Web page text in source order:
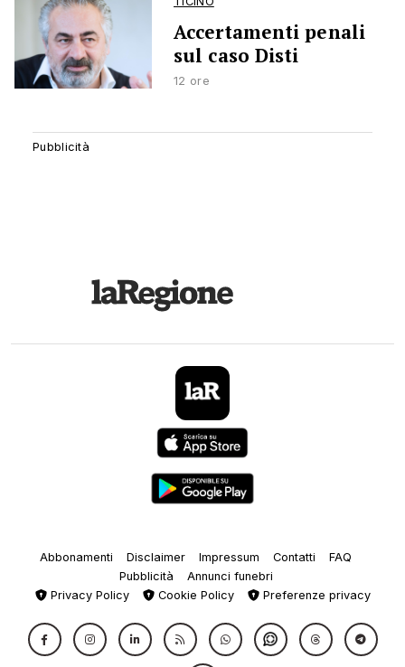
Accertamenti penali
sul caso Disti
12 ore
Abbonamenti Disclaimer Impressum Contatti
FAQ
Pubblicità
Annunci funebri
Privacy Policy
Cookie Policy Preferenze privacy